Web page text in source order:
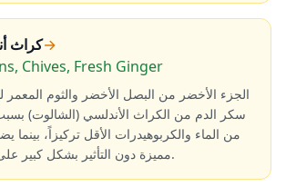
كراث→
Chives, Fresh Ginger
الجزء الأخضر من البصل الأخضر والثوم المعمر
سكر الدم من الكراث الأندلسي (الشالوت)
من الماء والكربوهيدرات الأقل تركيزاً، بينما
مميزة دون التأثير بشكل كبير على مستويات السكر.